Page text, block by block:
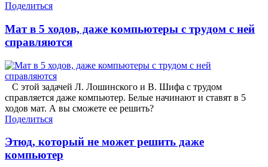
Поделиться
Мат в 5 ходов, даже компьютеры с трудом с ней
справляются
С этой задачей Л. Лошинского и В. Шифа с трудом
справляется даже компьютер. Белые начинают и ставят в 5
ходов мат. А вы сможете ее решить?
Поделиться
Этюд, который не может решить даже
компьютер